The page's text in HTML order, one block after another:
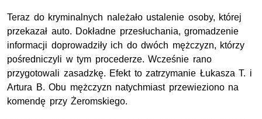
Teraz do kryminalnych należało ustalenie osoby, której
przekazał auto. Dokładne przesłuchania, gromadzenie
informacji doprowadziły ich do dwóch mężczyzn, którzy
pośredniczyli w tym procederze. Wcześnie rano
przygotowali zasadzkę. Efekt to zatrzymanie Łukasza T. i
Artura B. Obu mężczyzn natychmiast przewieziono na
komendę przy Żeromskiego.